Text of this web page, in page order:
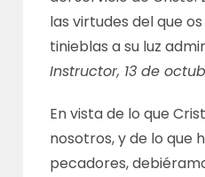
las virtudes del que
tinieblas a su luz
Instructor, 13 de
En vista de lo que
nosotros, y de lo que
pecadores,